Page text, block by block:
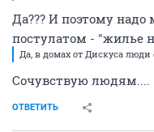
Да??? И поэтому
постулатом - "жилье
Да, в домах от Дискуса
Сочувствую людям....
ОТВЕТИТЬ